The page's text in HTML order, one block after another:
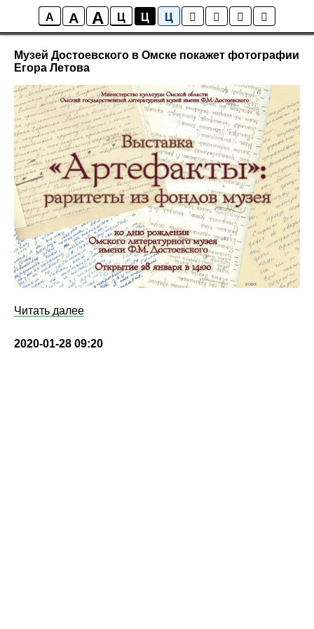
A A A Ц Ц Ц
СМИ о нас
Музей Достоевского в Омске покажет фотографии
Егора Летова
Читать далее
2020-01-28 09:20